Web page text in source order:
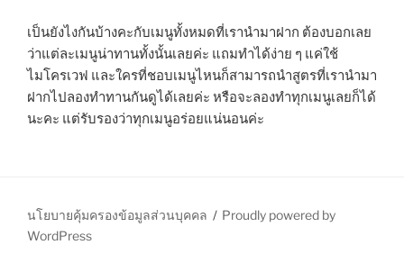
เป็นยังไงกันบ้างคะกับเมนูทั้งหมดที่เรานำมาฝาก ต้องบอกเลย
ว่าแต่ละเมนูน่าทานทั้งนั้นเลยค่ะ แถมทำได้ง่าย ๆ แค่ใช้
ไมโครเวฟ และใครที่ชอบเมนูไหนก็สามารถนำสูตรที่เรานำมา
ฝากไปลองทำทานกันดูได้เลยค่ะ หรือจะลองทำทุกเมนูเลยก็ได้
นะคะ แต่รับรองว่าทุกเมนูอร่อยแน่นอนค่ะ
นโยบายคุ้มครองข้อมูลส่วนบุคคล
Proudly powered by
WordPress